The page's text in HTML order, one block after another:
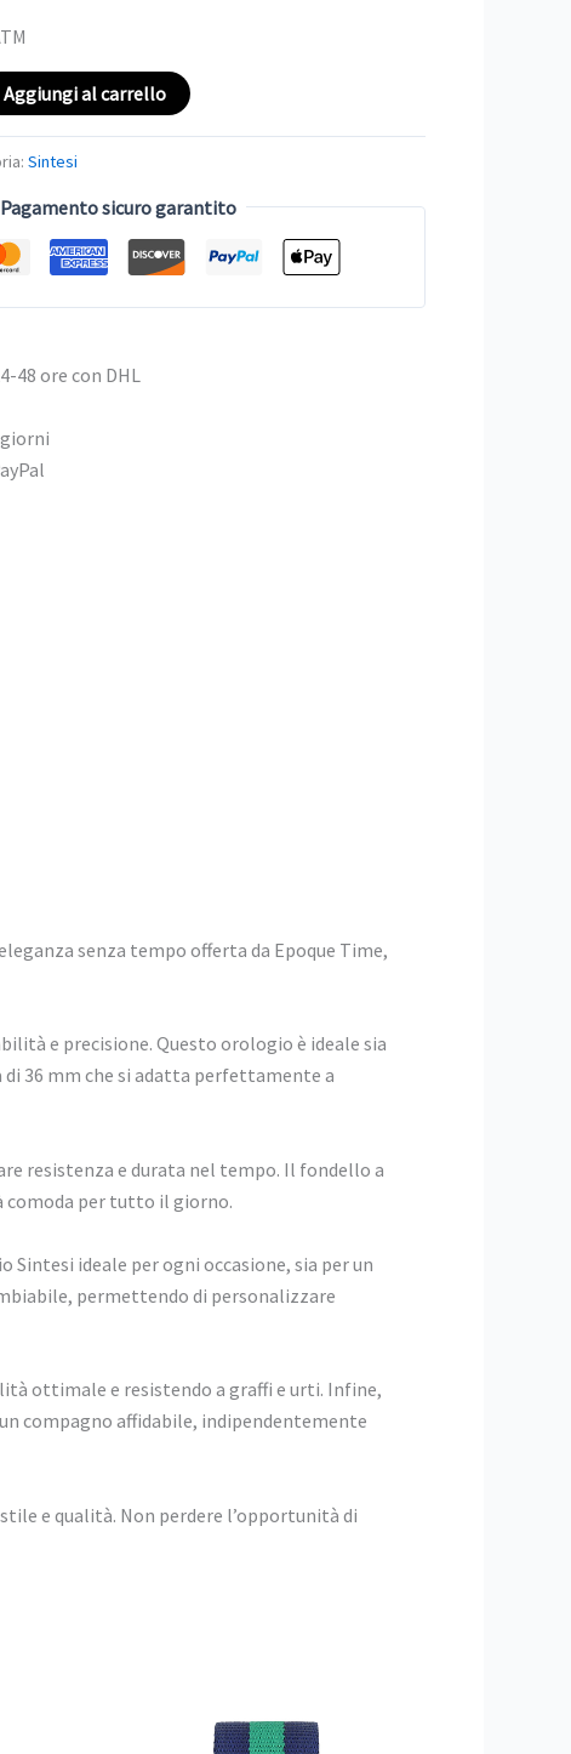
Aggiungi al carrello
Sintesi
Pagamento sicuro garantito
48 ore con DHL
senza tempo offerta da Epoque Time,
e precisione. Questo orologio è ideale sia
di 36 mm che si adatta perfettamente a
resistenza e durata nel tempo. Il fondello a
comoda per tutto il giorno.
ideale per ogni occasione, sia per un
permettendo di personalizzare
ottimale e resistendo a graffi e urti. Infine,
compagno affidabile, indipendentemente
e qualità. Non perdere l’opportunità di